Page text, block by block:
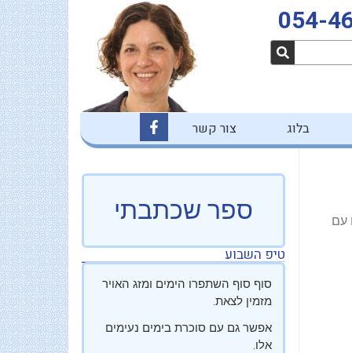
054-
בלוג צור קשר
c
b
o
k
f
עם ספר שכתבתי
טיפ השבוע
סוף סוף השתפרו הימים ומזג האויר
מזמין לצאת.
אפשר גם עם סוכרת בימים נעימים
אלו.